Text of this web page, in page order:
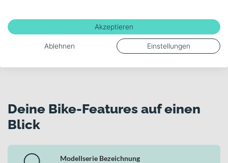
Kostenloses Beratungsgespräch buchen
Deine Bike-Features auf einen
Blick
Modellserie Bezeichnung
Akzeptieren
Ablehnen Einstellungen